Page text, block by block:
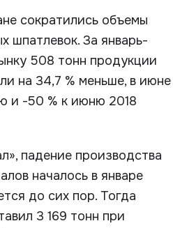
сократились объемы
шпатлевок. За январь-
508 тонн продукции
на 34,7 % меньше, в июне
и -50 % к июню 2018
падение производства
началось в январе
до сих пор. Тогда
3 169 тонн при